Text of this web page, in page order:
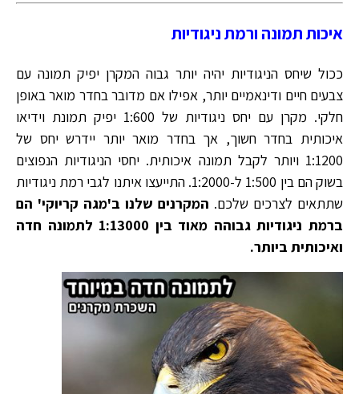
איכות תמונה ורמת ניגודיות
ככול שיחס הניגודיות יהיה יותר גבוה המקרן יפיק תמונה עם
צבעים חיים ודינאמיים יותר, אפילו אם מדובר בחדר מואר באופן
חלקי. מקרן עם יחס ניגודיות של 1:600 יפיק תמונת וידיאו
איכותית בחדר חשוך, אך בחדר מואר יותר יידרש יחס של
1:1200 ויותר לקבל תמונה איכותית. יחסי הניגודיות הנפוצים
בשוק הם בין 1:500 ל-1:2000. התייעצו איתנו לגבי רמת ניגודיות
שתתאים לצרכים שלכם. המקרנים שלנו ב'מגה קריוקי' הם
ברמת ניגודיות גבוהה מאוד בין 1:13000 לתמונה חדה
ואיכותית ביותר.